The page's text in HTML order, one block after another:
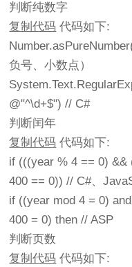
判断纯数字
复制代码 代码如下:
负号、小数点）
@"^\d+$") // C#
判断闰年
复制代码 代码如下:
if (((year % 4 == 0) &&
400 == 0)) // C#、
if ((year mod 4 = 0)
400 = 0) then // ASP
判断页数
复制代码 代码如下: